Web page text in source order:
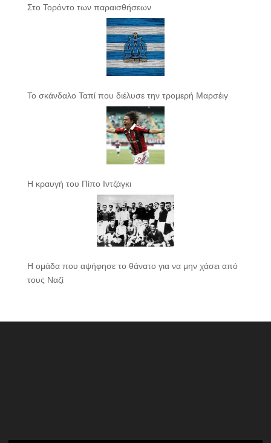
Στο Τορόντο των παραισθήσεων
Το σκάνδαλο Ταπί που διέλυσε την τρομερή Μαρσέιγ
Η κραυγή του Πίπο Ιντζάγκι
Η ομάδα που αψήφησε το θάνατο για να μην χάσει από
τους Ναζί